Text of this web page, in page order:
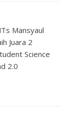
Mansyaul
Juara 2
Science
2.0